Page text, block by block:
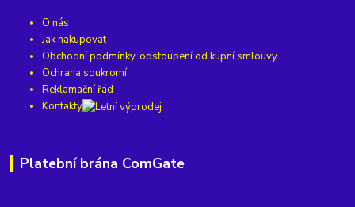
O nás
Jak nakupovat
Obchodní podmínky, odstoupení od kupní smlouvy
Ochrana soukromí
Reklamační řád
Kontakty
Platební brána ComGate